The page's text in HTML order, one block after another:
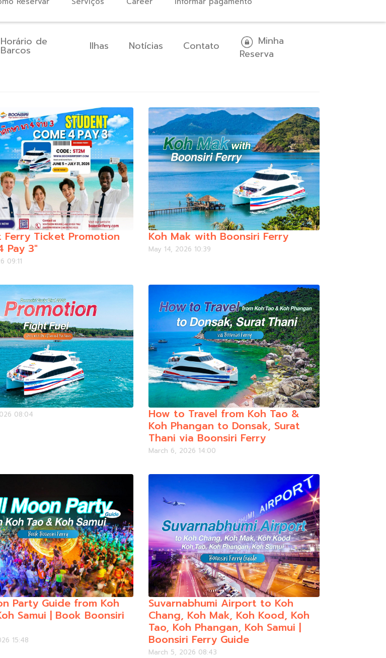
Horário de
Barcos Ilhas Notícias Contato
Minha
Reserva
Ferry Ticket Promotion
Pay 3"
09:11
Koh Mak with Boonsiri Ferry
May 14, 2026 10:39
08:04
How to Travel from Koh Tao &
Koh Phangan to Donsak, Surat
Thani via Boonsiri Ferry
March 6, 2026 14:00
Party Guide from Koh
Samui | Book Boonsiri
15:48
Suvarnabhumi Airport to Koh
Chang, Koh Mak, Koh Kood, Koh
Tao, Koh Phangan, Koh Samui |
Boonsiri Ferry Guide
March 5, 2026 08:43